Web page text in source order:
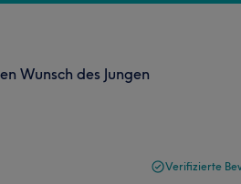
Wunsch des Jungen
Verifizierte